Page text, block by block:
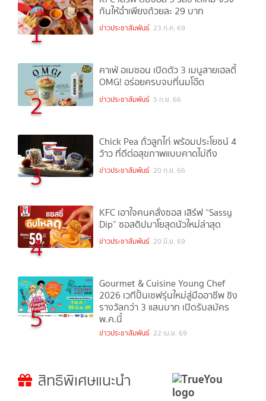
1
กันให้ฉ่ำเพียงถ้วยละ 29 บาท
ข่าวประชาสัมพันธ์ 23 ก.ค. 69
2
คาเฟ่ อเมซอน เปิดตัว 3 เมนูสายเฮลตี้
OMG! อร่อยครบจบที่นมโอ๊ต
ข่าวประชาสัมพันธ์ 5 ก.ย. 66
3
Chick Pea ถั่วลูกไก่ พร้อมประโยชน์ 4
ว้าว ที่ดีต่อสุขภาพแบบคาดไม่ถึง
ข่าวประชาสัมพันธ์ 20 ก.ย. 66
4
KFC เอาใจคนคลั่งซอส เสิร์ฟ “Sassy
Dip” ซอสดิปมาโยสุดนัวใหม่ล่าสุด
ข่าวประชาสัมพันธ์ 20 มิ.ย. 69
5
Gourmet & Cuisine Young Chef
2026 เวทีปั้นเชฟรุ่นใหม่สู่มืออาชีพ ชิง
รางวัลกว่า 3 แสนบาท เปิดรับสมัคร
พ.ค.นี้
ข่าวประชาสัมพันธ์ 22 เม.ย. 69
สิทธิพิเศษแนะนำ